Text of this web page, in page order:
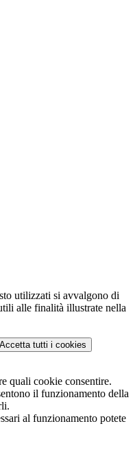
utilizzati si avvalgono di
alle finalità illustrate nella
Accetta tutti i cookies
quali cookie consentire.
il funzionamento della
al funzionamento potete